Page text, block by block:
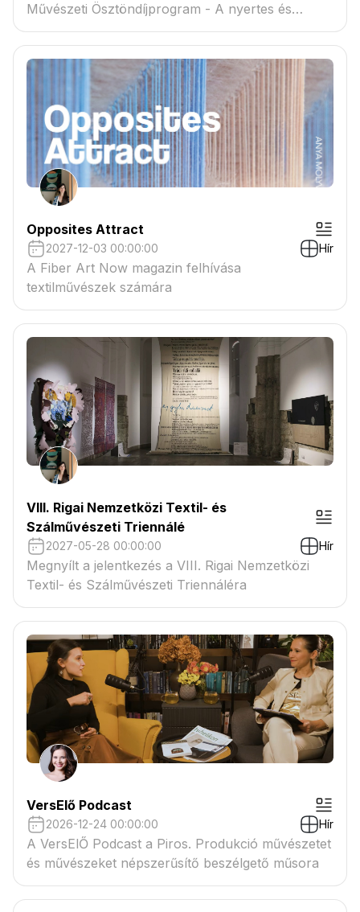
Művészeti Ösztöndíjprogram - A nyertes és
tartaléklistás pályázók névsora megtekinthető a
csatolmányban
Opposites Attract
2027-12-03 00:00:00 Hír
A Fiber Art Now magazin felhívása
textilművészek számára
VIII. Rigai Nemzetközi Textil- és
Szálművészeti Triennálé
2027-05-28 00:00:00 Hír
Megnyílt a jelentkezés a VIII. Rigai Nemzetközi
Textil- és Szálművészeti Triennáléra
VersElő Podcast
2026-12-24 00:00:00 Hír
A VersElŐ Podcast a Piros. Produkció művészetet
és művészeket népszerűsítő beszélgető műsora